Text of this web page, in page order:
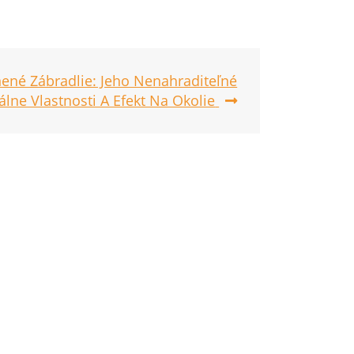
Zábradlie: Jeho Nenahraditeľné
Vlastnosti A Efekt Na Okolie